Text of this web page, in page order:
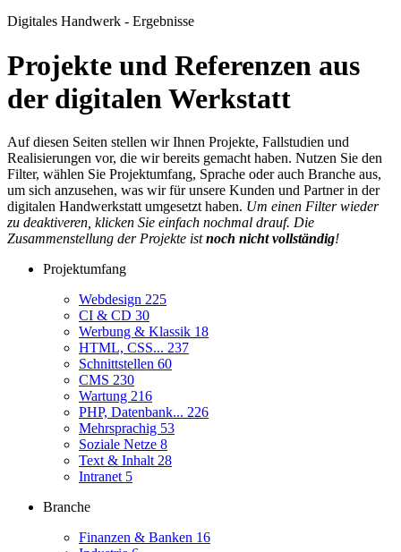
Digitales Handwerk - Ergebnisse
Projekte und Referenzen aus
der digitalen Werkstatt
Auf diesen Seiten stellen wir Ihnen Projekte, Fallstudien und
Realisierungen vor, die wir bereits gemacht haben. Nutzen Sie den
Filter, wählen Sie Projektumfang, Sprache oder auch Branche aus,
um sich anzusehen, was wir für unsere Kunden und Partner in der
digitalen Handwerkstatt umgesetzt haben. Um einen Filter wieder
zu deaktiveren, klicken Sie einfach nochmal drauf. Die
Zusammenstellung der Projekte istnoch nicht vollständig!
Projektumfang
Webdesign 225
CI & CD 30
Werbung & Klassik 18
HTML, CSS... 237
Schnittstellen 60
CMS 230
Wartung 216
PHP, Datenbank... 226
Mehrsprachig 53
Soziale Netze 8
Text & Inhalt 28
Intranet 5
Branche
Finanzen & Banken 16